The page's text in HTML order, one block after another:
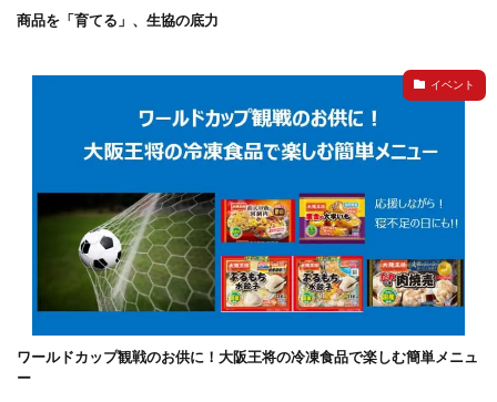
商品を「育てる」、生協の底力
イベント
ワールドカップ観戦のお供に！大阪王将の冷凍食品で楽しむ簡単メニュ
ー